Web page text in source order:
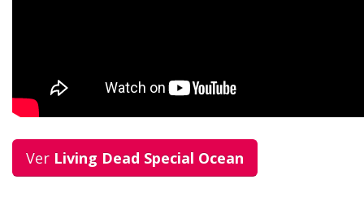
Ver Living Dead Special Ocean